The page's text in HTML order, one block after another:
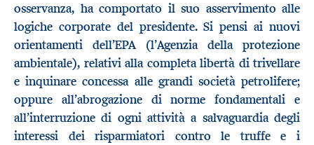
osservanza, ha comportato il suo asservimento alle
logiche corporate del presidente. Si pensi ai nuovi
orientamenti dell’EPA (l’Agenzia della protezione
ambientale), relativi alla completa libertà di trivellare
e inquinare concessa alle grandi società petrolifere;
oppure all’abrogazione di norme fondamentali e
all’interruzione di ogni attività a salvaguardia degli
interessi dei risparmiatori contro le truffe e i